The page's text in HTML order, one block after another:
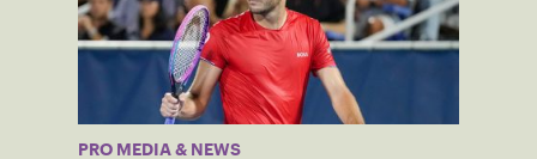
PRO MEDIA & NEWS